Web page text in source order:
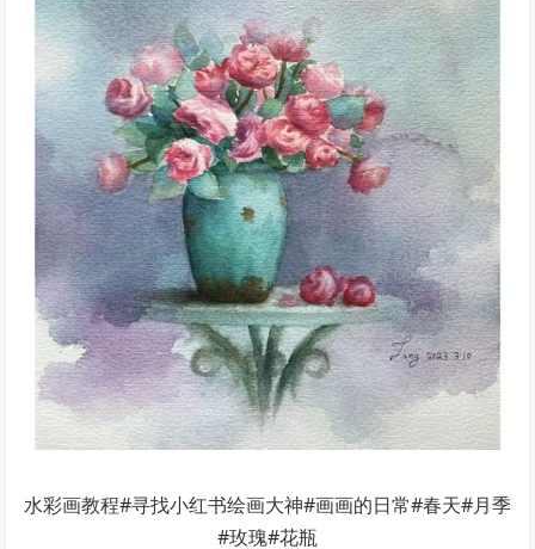
水彩画教程#寻找小红书绘画大神#画画的日常#春天#月季
#玫瑰#花瓶